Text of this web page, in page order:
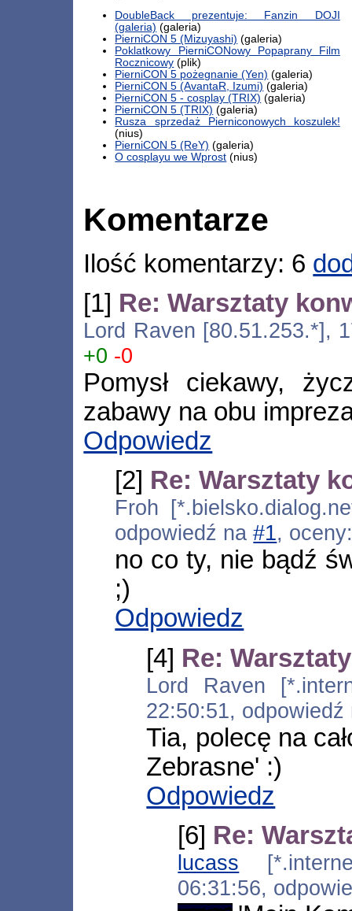
DoubleBack prezentuje: Fanzin DOJI
(galeria) (galeria)
PierniCON 5 (Mizuyashi) (galeria)
Poklatkowy PierniCONowy Popaprany Film
Rocznicowy (plik)
PierniCON 5 pożegnanie (Yen) (galeria)
PierniCON 5 (AvantaR, Izumi) (galeria)
PierniCON 5 - cosplay (TRIX) (galeria)
PierniCON 5 (TRIX) (galeria)
Rusza sprzedaż Pierniconowych koszulek!
(nius)
PierniCON 5 (ReY) (galeria)
O cosplayu we Wprost (nius)
Komentarze
Ilość komentarzy: 6
[1] Re: Warsztaty
Lord Raven [80.51.253.*],
+0 -0
Pomysł ciekawy,
zabawy na obu
Odpowiedz
[2] Re: Warsztaty
Froh
odpowiedź na#1,
no co ty, nie bądź
;)
Odpowiedz
[4] Re:
Lord Raven
22:50:51,
Tia, polecę na
Zebrasne' :)
Odpowiedz
[6] Re:
lucass
06:31:56,